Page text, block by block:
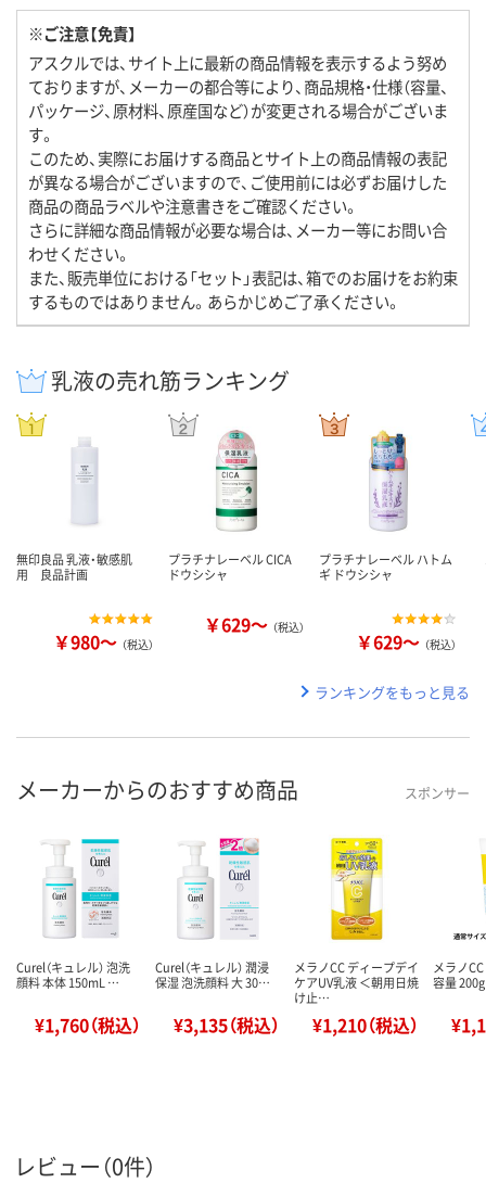
※ご注意【免責】
アスクルでは、サイト上に最新の商品情報を表示するよう努め
ておりますが、メーカーの都合等により、商品規格・仕様（容量、
パッケージ、原材料、原産国など）が変更される場合がございま
す。
このため、実際にお届けする商品とサイト上の商品情報の表記
が異なる場合がございますので、ご使用前には必ずお届けした
商品の商品ラベルや注意書きをご確認ください。
さらに詳細な商品情報が必要な場合は、メーカー等にお問い合
わせください。
また、販売単位における「セット」表記は、箱でのお届けをお約束
するものではありません。あらかじめご了承ください。
乳液の売れ筋ランキング
無印良品 乳液・敏感肌
用 良品計画
￥980～ （税込）
プラチナレーベル CICA
ドウシシャ
￥629～ （税込）
プラチナレーベル ハトム
ギ ドウシシャ
￥629～ （税込）
ランキングをもっと見る
メーカーからのおすすめ商品 スポンサー
Curel（キュレル） 泡洗
顔料 本体 150mL …
¥1,760（税込）
Curel（キュレル） 潤浸
保湿 泡洗顔料 大 30…
¥3,135（税込）
メラノCC ディープデイ
ケアUV乳液 ＜朝用日焼
け止…
¥1,210（税込）
メラノ
容量
レビュー（0件）